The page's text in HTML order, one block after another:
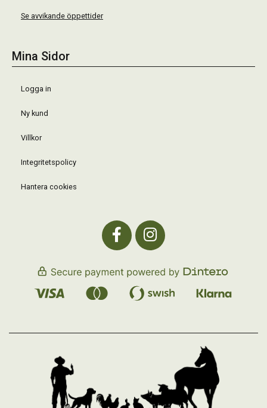
Se avvikande öppettider
Mina Sidor
Logga in
Ny kund
Villkor
Integritetspolicy
Hantera cookies